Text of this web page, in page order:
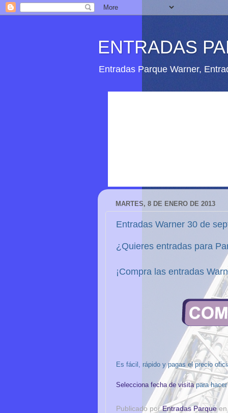
ENTRADAS
Entradas Parque Warner,
MARTES, 8 DE ENERO DE 2013
Entradas Warner 30 de
¿Quieres entradas para
¡Compra las entradas
Es fácil, rápido y pagas el precio
Selecciona fecha de visitapara
Publicado porEntradas Parque